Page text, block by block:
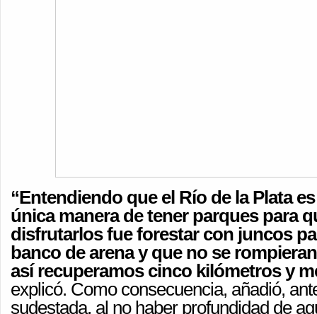
“Entendiendo que el Río de la Plata
única manera de tener parques para
disfrutarlos fue forestar con juncos
banco de arena y que no se
así recuperamos cinco kilómetros y
explicó. Como consecuencia, añadió,
sudestada, al no haber profundidad de